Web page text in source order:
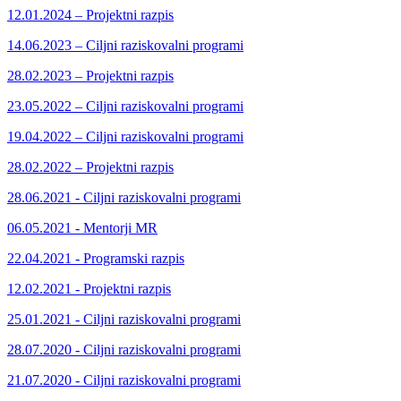
12.01.2024 – Projektni razpis
14.06.2023 – Ciljni raziskovalni programi
28.02.2023 – Projektni razpis
23.05.2022 – Ciljni raziskovalni programi
19.04.2022 – Ciljni raziskovalni programi
28.02.2022 – Projektni razpis
28.06.2021 - Ciljni raziskovalni programi
06.05.2021 - Mentorji MR
22.04.2021 - Programski razpis
12.02.2021 - Projektni razpis
25.01.2021 - Ciljni raziskovalni programi
28.07.2020 - Ciljni raziskovalni programi
21.07.2020 - Ciljni raziskovalni programi